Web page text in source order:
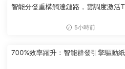
智能分發重構觸達鏈路，雲調度激活
5小時前
700%效率躍升：智能群發引擎驅動